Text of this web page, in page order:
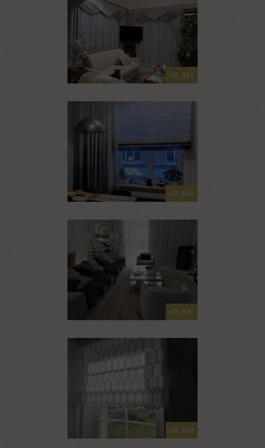
VZ_841
VZ_840
VZ_839
VZ_838